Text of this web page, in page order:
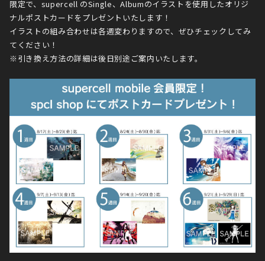
限定で、supercell のSingle、Albumのイラストを使用したオリジ
ナルポストカードをプレゼントいたします！
イラストの組み合わせは各週変わりますので、ぜひチェックしてみ
てください！
※引き換え方法の詳細は後日別途ご案内いたします。